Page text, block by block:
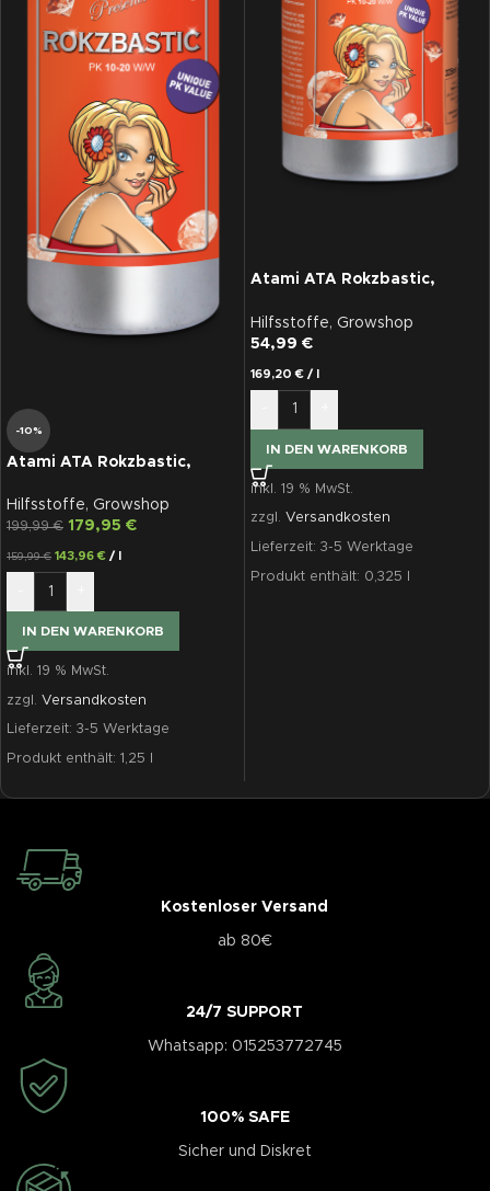
-10%
Atami ATA Rokzbastic,
Hilfsstoffe, Growshop
199,99€ 179,95 €
159,99€ 143,96€ /
IN DEN WARENKORB
inkl. 19 % MwSt.
zzgl. Versandkosten
Lieferzeit: 3-5 Werktage
Produkt enthält: 1,25
Atami ATA Rokzbastic,
Hilfsstoffe, Growshop
54,99 €
169,20€ /
IN DEN WARENKORB
inkl. 19 % MwSt.
zzgl. Versandkosten
Lieferzeit: 3-5 Werktage
Produkt enthält: 0,325
Kostenloser Versand
ab 80€
24/7 SUPPORT
Whatsapp: 015253772745
100% SAFE
Sicher und Diskret